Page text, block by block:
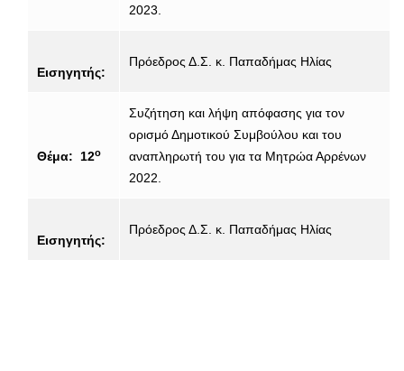
2023.
Εισηγητής:
Πρόεδρος Δ.Σ. κ. Παπαδήμας Ηλίας
Θέμα: 12ο
Συζήτηση και λήψη απόφασης για τον
ορισμό Δημοτικού Συμβούλου και του
αναπληρωτή του για τα Μητρώα Αρρένων
2022.
Εισηγητής:
Πρόεδρος Δ.Σ. κ. Παπαδήμας Ηλίας